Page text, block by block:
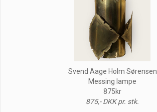
Svend Aage Holm Sørensen
Messing lampe
875kr
875,- DKK pr. stk.